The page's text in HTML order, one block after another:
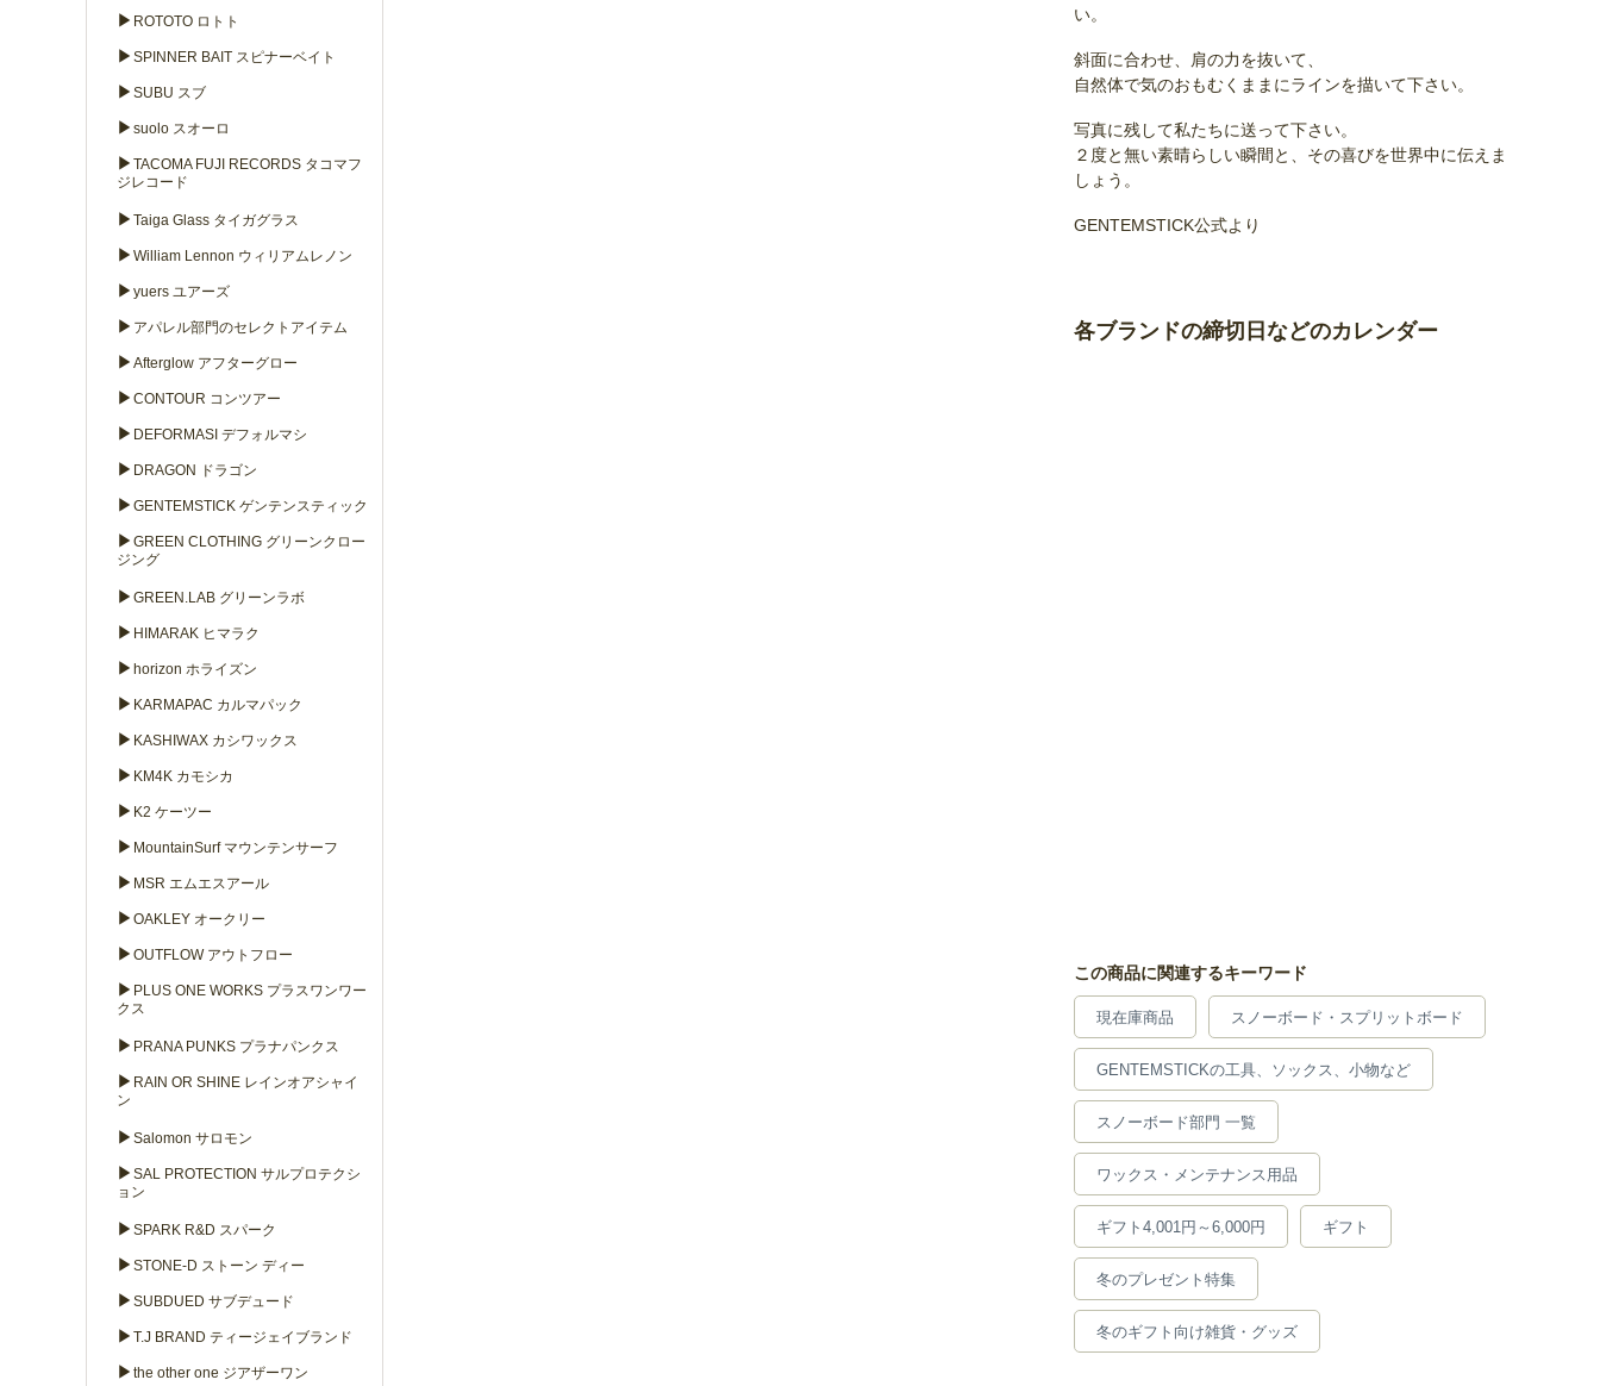
い。
斜面に合わせ、肩の力を抜いて、
自然体で気のおもむくままにラインを描いて下さい。
写真に残して私たちに送って下さい。
２度と無い素晴らしい瞬間と、その喜びを世界中に伝えま
しょう。
GENTEMSTICK公式より
各ブランドの締切日などのカレンダー
この商品に関連するキーワード
現在庫商品 スノーボード・スプリットボード
GENTEMSTICKの工具、ソックス、小物など
スノーボード部門 一覧
ワックス・メンテナンス用品
ギフト4,001円～6,000円 ギフト
冬のプレゼント特集
冬のギフト向け雑貨・グッズ
▶ ROTOTO ロトト
▶ SPINNER BAIT スピナーベイト
▶ SUBU スブ
▶ suolo スオーロ
▶ TACOMA FUJI RECORDS タコマフ
ジレコード
▶ Taiga Glass タイガグラス
▶ William Lennon ウィリアムレノン
▶ yuers ユアーズ
▶ アパレル部門のセレクトアイテム
▶ Afterglow アフターグロー
▶ CONTOUR コンツアー
▶ DEFORMASI デフォルマシ
▶ DRAGON ドラゴン
▶ GENTEMSTICK ゲンテンスティック
▶ GREEN CLOTHING グリーンクロー
ジング
▶ GREEN.LAB グリーンラボ
▶ HIMARAK ヒマラク
▶ horizon ホライズン
▶ KARMAPAC カルマパック
▶ KASHIWAX カシワックス
▶ KM4K カモシカ
▶ K2 ケーツー
▶ MountainSurf マウンテンサーフ
▶ MSR エムエスアール
▶ OAKLEY オークリー
▶ OUTFLOW アウトフロー
▶ PLUS ONE WORKS プラスワンワー
クス
▶ PRANA PUNKS プラナパンクス
▶ RAIN OR SHINE レインオアシャイ
ン
▶ Salomon サロモン
▶ SAL PROTECTION サルプロテクシ
ョン
▶ SPARK R&D スパーク
▶ STONE-D ストーン ディー
▶ SUBDUED サブデュード
▶ T.J BRAND ティージェイブランド
▶ the other one ジアザーワン